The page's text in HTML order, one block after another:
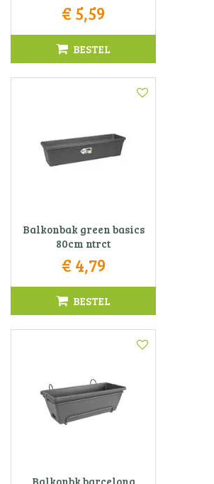
€ 5,59
BESTEL
Balkonbak green basics
80cm ntrct
€ 4,79
BESTEL